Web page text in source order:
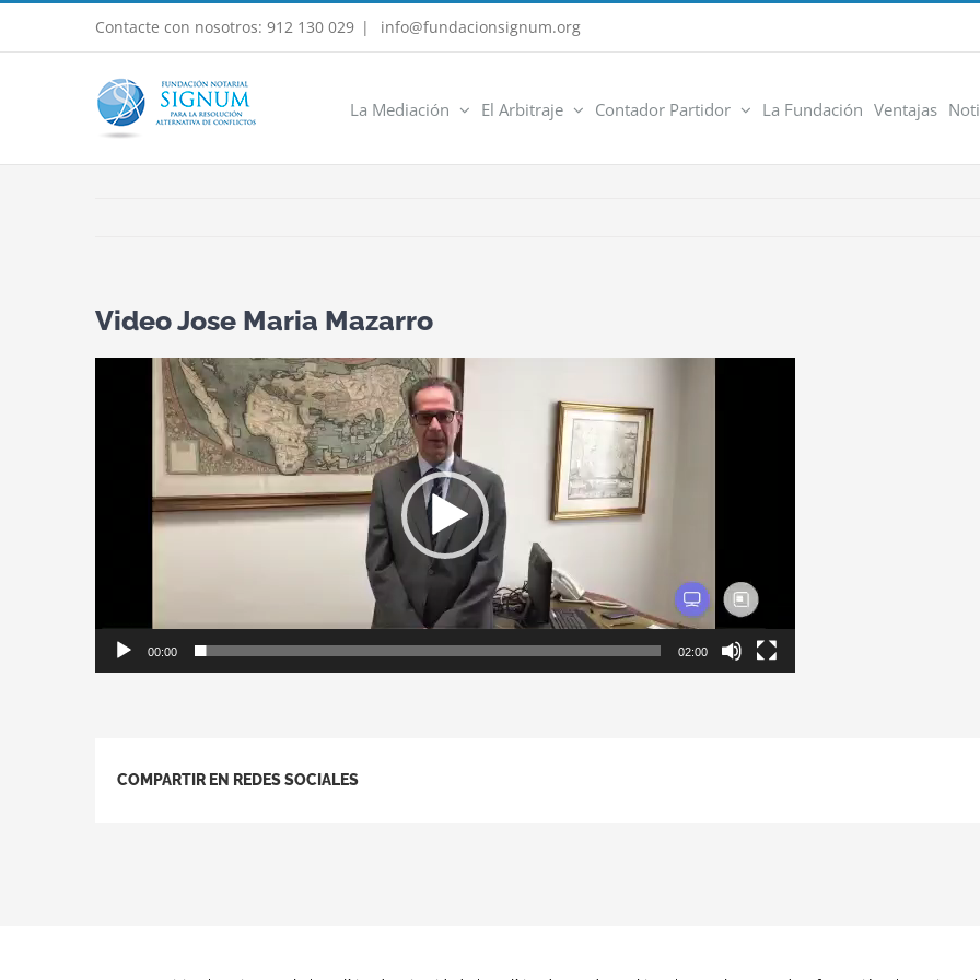
Saltar
contenido
Contacte con nosotros: 912 130 029 | info@fundacionsignum.org
La Mediación El Arbitraje Contador Partidor La Fundación Ventajas
Video Jose Maria Mazarro
Reproductor
00:00 02:00
COMPARTIR EN REDES SOCIALES